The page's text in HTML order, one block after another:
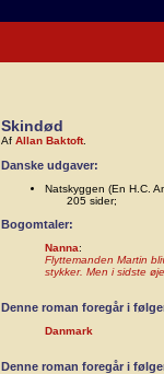
Skindød
Af Allan Baktoft.
Danske udgaver:
Natskyggen (En H.C.
205 sider;
Bogomtaler:
Nanna:
Flyttemanden Martin
stykker. Men i sidste
Denne roman foregår i
Danmark
Denne roman foregår i